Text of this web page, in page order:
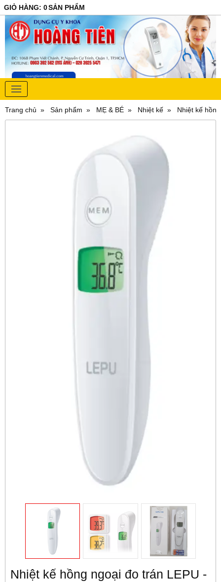
GIỎ HÀNG: 0SẢN PHẨM
Trang chủ Sản phẩm MẸ & BÉ Nhiệt kế Nhiệt kế
Nhiệt kế hồng ngoại đo trán LEPU -